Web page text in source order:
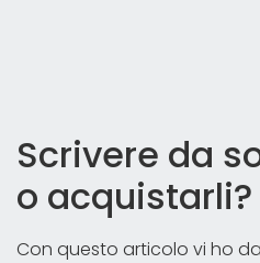
Scrivere da
o acquistarli?
Con questo articolo vi ho